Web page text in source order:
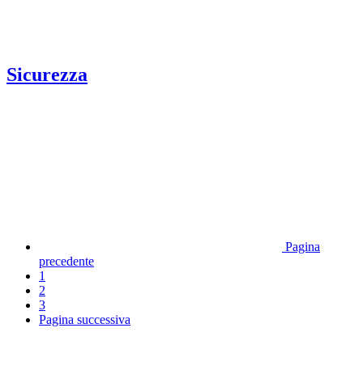
Sicurezza
Pagina
precedente
1
2
3
Pagina successiva